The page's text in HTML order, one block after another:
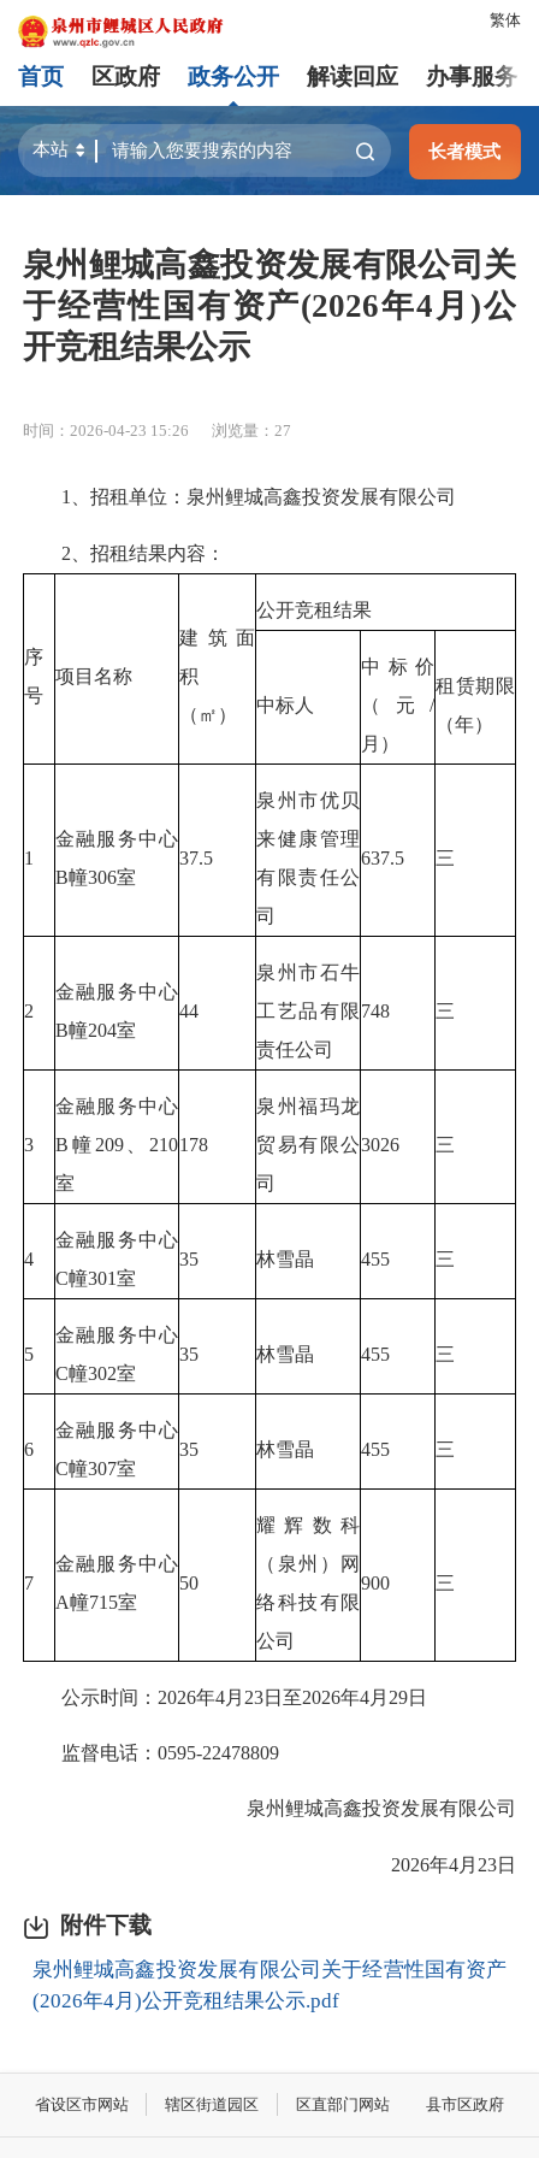
繁体
首页 区政府 政务公开 解读回应 办事服务
长者模式
泉州鲤城高鑫投资发展有限公司关
于经营性国有资产(2026年4月)公
开竞租结果公示
时间：2026-04-23 15:26 浏览量： 27
1、招租单位：泉州鲤城高鑫投资发展有限公司
2、招租结果内容：
序
号
项目名称
建筑面
积
（㎡）
公开竞租结果
中标人
中标价
（元/
月）
租赁期限
（年）
1
金融服务中心
B幢306室
37.5
泉州市优贝
来健康管理
有限责任公
司
637.5 三
2
金融服务中心
B幢204室
44
泉州市石牛
工艺品有限
责任公司
748 三
3
金融服务中心
B幢209、210
室
178
泉州福玛龙
贸易有限公
司
3026 三
4
金融服务中心
C幢301室
35 林雪晶 455 三
5
金融服务中心
C幢302室
35 林雪晶 455 三
6
金融服务中心
C幢307室
35 林雪晶 455 三
7
金融服务中心
A幢715室
50
耀辉数科
（泉州）网
络科技有限
公司
900 三
公示时间：2026年4月23日至2026年4月29日
监督电话：0595-22478809
泉州鲤城高鑫投资发展有限公司
2026年4月23日
附件下载
泉州鲤城高鑫投资发展有限公司关于经营性国有资产
(2026年4月)公开竞租结果公示.pdf
省设区市网站 辖区街道园区 区直部门网站 县市区政府